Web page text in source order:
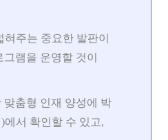
주는 중요한 발판이
램을 운영할 것이
맞춤형 인재 양성에 박
)에서 확인할 수 있고,